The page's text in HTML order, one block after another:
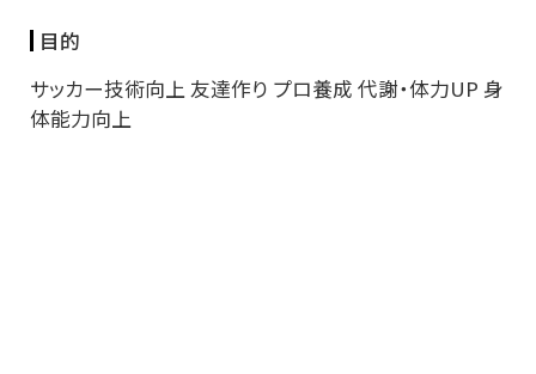
目的
サッカー技術向上 友達作り プロ養成 代謝・体力UP 身
体能力向上